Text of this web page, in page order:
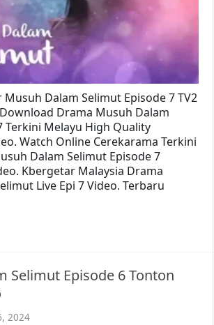
Musuh Dalam Selimut Episode 7 TV2
Drama Musuh Dalam
Terkini Melayu High Quality
Watch Online Cerekarama Terkini
Dalam Selimut Episode 7
Kbergetar Malaysia Drama
Live Epi 7 Video. Terbaru
Selimut Episode 6 Tonton
2024